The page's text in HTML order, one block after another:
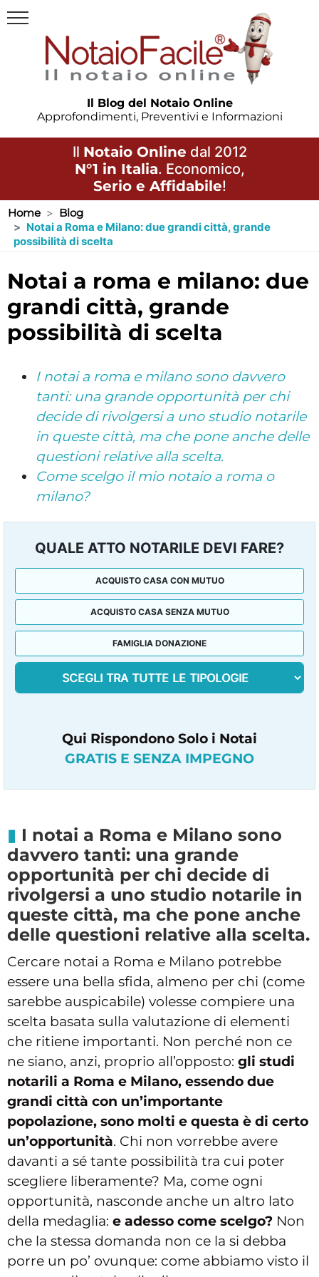
Il Blog del Notaio Online
Approfondimenti, Preventivi e Informazioni
Il Notaio Online dal 2012
N°1 in Italia. Economico,
Serio e Affidabile!
Home
Blog
Notai a Roma e Milano: due grandi città, grande
possibilità di scelta
notai a roma e milano: due
grandi città, grande
possibilità di scelta
I notai a roma e milano sono davvero
tanti: una grande opportunità per chi
decide di rivolgersi a uno studio notarile
in queste città, ma che pone anche delle
questioni relative alla scelta.
Come scelgo il mio notaio a roma o
milano?
QUALE ATTO NOTARILE DEVI FARE?
ACQUISTO CASA CON MUTUO
ACQUISTO CASA SENZA MUTUO
FAMIGLIA DONAZIONE
Qui Rispondono Solo i Notai
GRATIS E SENZA IMPEGNO
I notai a Roma e Milano sono
davvero tanti: una grande
opportunità per chi decide di
rivolgersi a uno studio notarile in
queste città, ma che pone anche
delle questioni relative alla scelta.
Cercare notai a Roma e Milano potrebbe
essere una bella sfida, almeno per chi (come
sarebbe auspicabile) volesse compiere una
scelta basata sulla valutazione di elementi
che ritiene importanti. Non perché non ce
ne siano, anzi, proprio all’opposto: gli studi
notarili a Roma e Milano, essendo due
grandi città con un’importante
popolazione, sono molti e questa è di certo
un’opportunità. Chi non vorrebbe avere
davanti a sé tante possibilità tra cui poter
scegliere liberamente? Ma, come ogni
opportunità, nasconde anche un altro lato
della medaglia: e adesso come scelgo? Non
che la stessa domanda non ce la si debba
porre un po’ ovunque: come abbiamo visto il